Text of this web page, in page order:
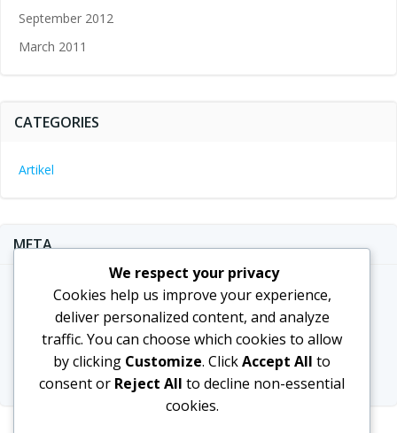
September 2012
March 2011
CATEGORIES
Artikel
META
Entries feed
Comments feed
WordPress.org
We respect your privacy
Cookies help us improve your experience,
deliver personalized content, and analyze
traffic. You can choose which cookies to allow
by clicking Customize. ClickAccept All to
consent or Reject All to decline non-essential
cookies.